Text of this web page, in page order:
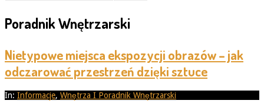
Poradnik Wnętrzarski
Nietypowe miejsca ekspozycji obrazów – jak
odczarować przestrzeń dzięki sztuce
2026-
In: Informacje, Wnętrza I Poradnik Wnętrzarski